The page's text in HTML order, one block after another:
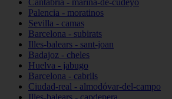
Cantabria - marina-de-cudeyo
Palencia - moratinos
Sevilla - camas
Barcelona - subirats
Illes-balears - sant-joan
Badajoz - cheles
Huelva - jabugo
Barcelona - cabrils
Ciudad-real - almodóvar-del-campo
Illes-balears - capdepera